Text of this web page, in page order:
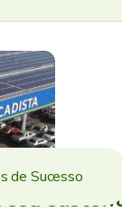
de Sucesso